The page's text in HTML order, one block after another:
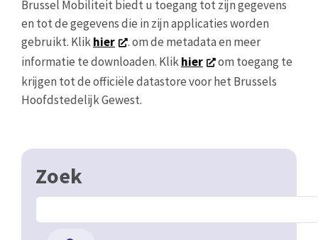
Brussel Mobiliteit biedt u toegang tot zijn gegevens
en tot de gegevens die in zijn applicaties worden
gebruikt. Klikhier
. om de metadata en meer
informatie te downloaden. Klikhier
om toegang te
krijgen tot de officiële datastore voor het Brussels
Hoofdstedelijk Gewest.
Zoek